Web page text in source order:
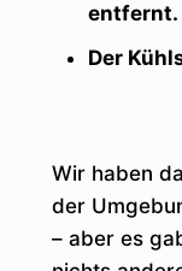
entfernt.
Der
Wir haben
der
– aber es